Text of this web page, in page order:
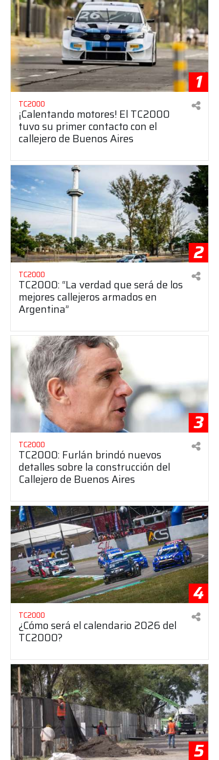
1
TC2000
¡Calentando motores! El TC2000
tuvo su primer contacto con el
callejero de Buenos Aires
2
TC2000
TC2000: “La verdad que será de los
mejores callejeros armados en
Argentina”
3
TC2000
TC2000: Furlán brindó nuevos
detalles sobre la construcción del
Callejero de Buenos Aires
4
TC2000
¿Cómo será el calendario 2026 del
TC2000?
5